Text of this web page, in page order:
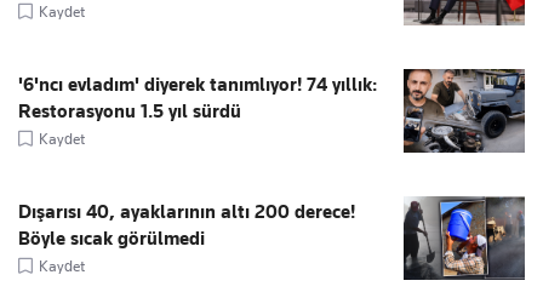
Kaydet
'6'ncı evladım' diyerek tanımlıyor! 74 yıllık:
Restorasyonu 1.5 yıl sürdü
Kaydet
Dışarısı 40, ayaklarının altı 200 derece!
Böyle sıcak görülmedi
Kaydet